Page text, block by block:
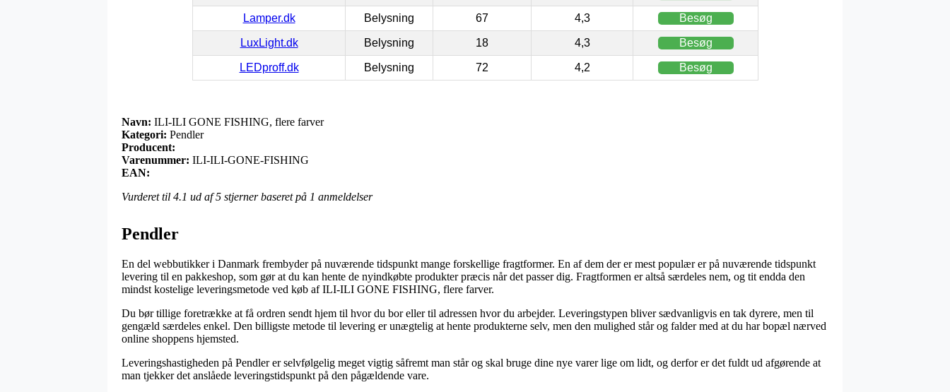
Lamper.dk Belysning 67 4,3 Besøg
LuxLight.dk Belysning 18 4,3 Besøg
LEDproff.dk Belysning 72 4,2 Besøg
Navn: ILI-ILI GONE FISHING, flere farver
Kategori: Pendler
Producent:
Varenummer: ILI-ILI-GONE-FISHING
EAN:
Vurderet til 4.1 ud af 5 stjerner baseret på 1 anmeldelser
Pendler
En del webbutikker i Danmark frembyder på nuværende tidspunkt mange forskellige fragtformer. En af dem der er mest populær er på nuværende tidspunkt
levering til en pakkeshop, som gør at du kan hente de nyindkøbte produkter præcis når det passer dig. Fragtformen er altså særdeles nem, og tit endda den
mindst kostelige leveringsmetode ved køb af ILI-ILI GONE FISHING, flere farver.
Du bør tillige foretrække at få ordren sendt hjem til hvor du bor eller til adressen hvor du arbejder. Leveringstypen bliver sædvanligvis en tak dyrere, men til
gengæld særdeles enkel. Den billigste metode til levering er unægtelig at hente produkterne selv, men den mulighed står og falder med at du har bopæl nærved
online shoppens hjemsted.
Leveringshastigheden på Pendler er selvfølgelig meget vigtig såfremt man står og skal bruge dine nye varer lige om lidt, og derfor er det fuldt ud afgørende at
man tjekker det anslåede leveringstidspunkt på den pågældende vare.